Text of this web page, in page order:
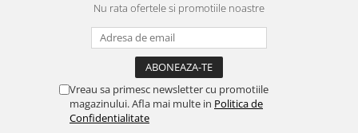
Nu rata ofertele si promotiile noastre
Vreau sa primesc newsletter cu promotiile
magazinului. Afla mai multe in Politica de
Confidentialitate